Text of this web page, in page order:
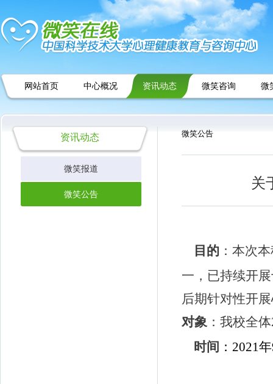
网站首页 中心概况 资讯动态 微笑咨询 微
资讯动态
微笑报道
微笑公告
微笑公告
关
目的 ：本次
一，已持续开
后期针对性开
对象 ：我校全体
时间 ： 2021年